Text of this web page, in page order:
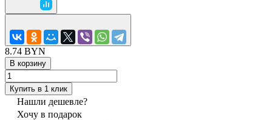
8.74 BYN
В корзину
Купить в 1 клик
Нашли дешевле?
Хочу в подарок